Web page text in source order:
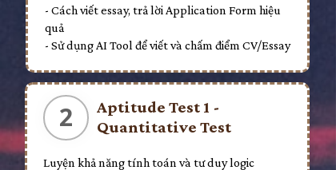
- Cách viết essay, trả lời Application Form hiệu
quả
- Sử dụng AI Tool để viết và chấm điểm CV/Essay
Aptitude Test 1 -
Quantitative Test
Luyện khả năng tính toán và tư duy logic
2